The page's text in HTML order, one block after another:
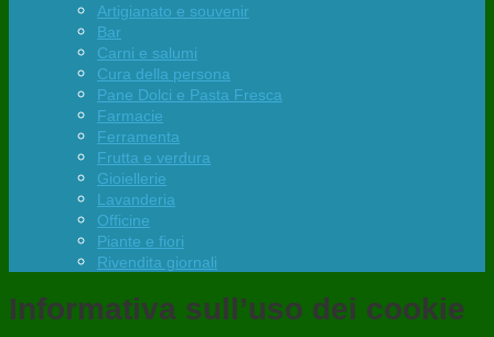
Artigianato e souvenir
Bar
Carni e salumi
Cura della persona
Pane Dolci e Pasta Fresca
Farmacie
Ferramenta
Frutta e verdura
Gioiellerie
Lavanderia
Officine
Piante e fiori
Rivendita giornali
Informativa sull’uso dei cookie